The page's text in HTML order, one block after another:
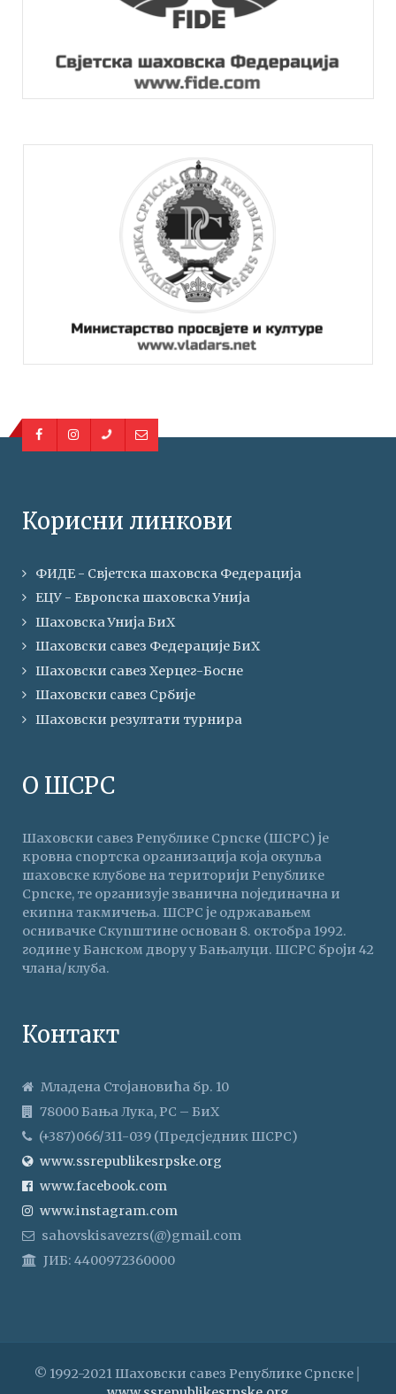
Корисни линкови
ФИДЕ - Свјетска шаховска Федерација
ЕЦУ - Европска шаховска Унија
Шаховска Унија БиХ
Шаховски савез Федерације БиХ
Шаховски савез Херцег-Босне
Шаховски савез Србије
Шаховски резултати турнира
О ШСРС
Шаховски савез Републике Српске (ШСРС) је
кровна спортска организација која окупља
шаховске клубове на територији Републике
Српске, те организује званична појединачна и
екипна такмичења. ШСРС је одржавањем
оснивачке Скупштине основан 8. октобра 1992.
године у Банском двору у Бањалуци. ШСРС броји 42
члана/клуба.
Контакт
Младена Стојановића бр. 10
78000 Бања Лука, РС – БиХ
(+387)066/311-039 (Предсједник ШСРС)
www.ssrepublikesrpske.org
www.facebook.com
www.instagram.com
sahovskisavezrs(@)gmail.com
ЈИБ: 4400972360000
© 1992-2021 Шаховски савез Републике Српске│